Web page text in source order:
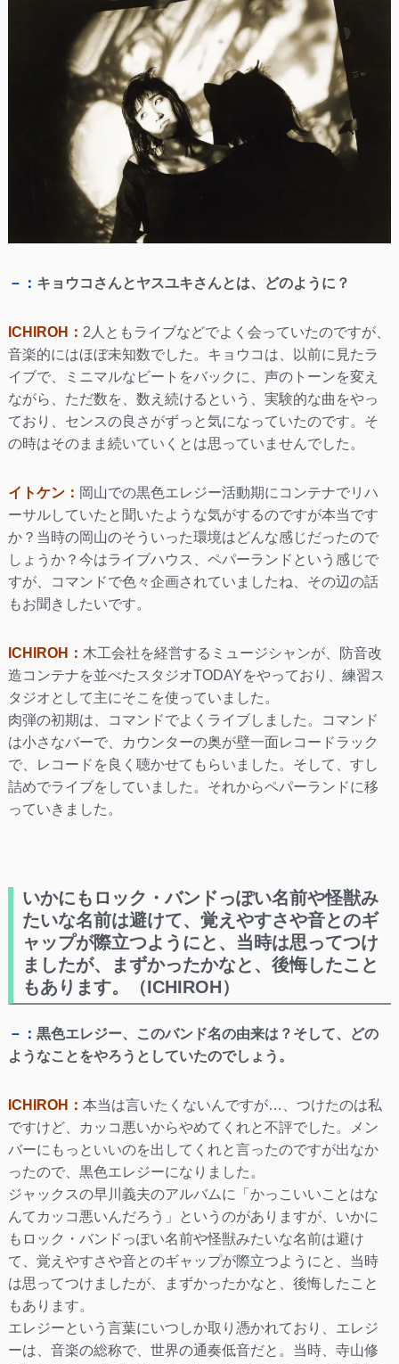
－： キョウコさんとヤスユキさんとは、どのように？
ICHIROH： 2人ともライブなどでよく会っていたのですが、
音楽的にはほぼ未知数でした。キョウコは、以前に見たラ
イブで、ミニマルなビートをバックに、声のトーンを変え
ながら、ただ数を、数え続けるという、実験的な曲をやっ
ており、センスの良さがずっと気になっていたのです。そ
の時はそのまま続いていくとは思っていませんでした。
イトケン： 岡山での黒色エレジー活動期にコンテナでリハ
ーサルしていたと聞いたような気がするのですが本当です
か？当時の岡山のそういった環境はどんな感じだったので
しょうか？今はライブハウス、ペパーランドという感じで
すが、コマンドで色々企画されていましたね、その辺の話
もお聞きしたいです。
ICHIROH： 木工会社を経営するミュージシャンが、防音改
造コンテナを並べたスタジオTODAYをやっており、練習ス
タジオとして主にそこを使っていました。
肉弾の初期は、コマンドでよくライブしました。コマンド
は小さなバーで、カウンターの奥が壁一面レコードラック
で、レコードを良く聴かせてもらいました。そして、すし
詰めでライブをしていました。それからペパーランドに移
っていきました。
いかにもロック・バンドっぽい名前や怪獣み
たいな名前は避けて、覚えやすさや音とのギ
ャップが際立つようにと、当時は思ってつけ
ましたが、まずかったかなと、後悔したこと
もあります。（ICHIROH）
－： 黒色エレジー、このバンド名の由来は？そして、どの
ようなことをやろうとしていたのでしょう。
ICHIROH： 本当は言いたくないんですが…、つけたのは私
ですけど、カッコ悪いからやめてくれと不評でした。メン
バーにもっといいのを出してくれと言ったのですが出なか
ったので、黒色エレジーになりました。
ジャックスの早川義夫のアルバムに「かっこいいことはな
んてカッコ悪いんだろう」というのがありますが、いかに
もロック・バンドっぽい名前や怪獣みたいな名前は避け
て、覚えやすさや音とのギャップが際立つようにと、当時
は思ってつけましたが、まずかったかなと、後悔したこと
もあります。
エレジーという言葉にいつしか取り憑かれており、エレジ
ーは、音楽の総称で、世界の通奏低音だと。当時、寺山修